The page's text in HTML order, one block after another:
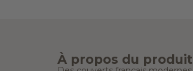
À propos du produit